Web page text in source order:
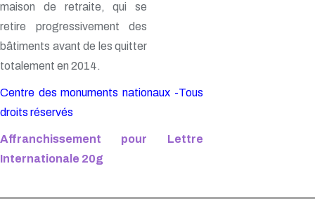
maison de retraite, qui se
retire progressivement des
bâtiments avant de les quitter
totalement en 2014.
Centre des monuments nationaux -Tous
droits réservés
Affranchissement pour Lettre
Internationale 20g